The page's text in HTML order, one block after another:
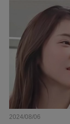
2024/08/06